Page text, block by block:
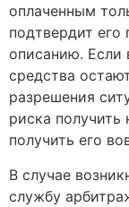
оплаченным
подтвердит его
описанию. Если
средства
разрешения
риска получить
получить его
В случае
службу